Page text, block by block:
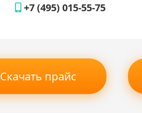
+7 (495) 015-55-75
Скачать прайс